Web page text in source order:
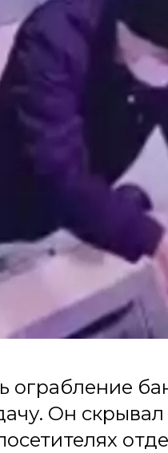
ограбление
Он